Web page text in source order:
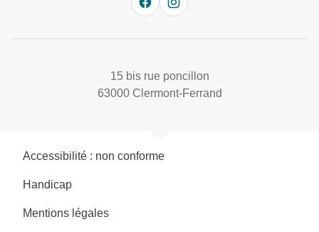
15 bis rue poncillon
63000 Clermont-Ferrand
Accessibilité : non conforme
Handicap
Mentions légales